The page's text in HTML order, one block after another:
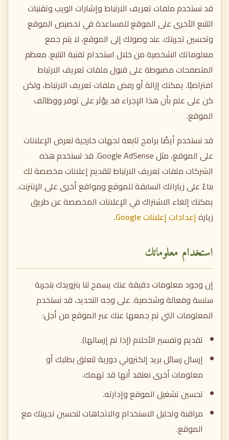
قد نستخدم ملفات تعريف الارتباط وإشارات الويب وتقنيات
التتبع الأخرى على الموقع للمساعدة في تخصيص الموقع
وتحسين تجربتك. عند وصولك إلى الموقع، لا يتم جمع
معلوماتك الشخصية من خلال استخدام تقنية التتبع. معظم
المتصفحات مضبوطة على قبول ملفات تعريف الارتباط
افتراضيًا. يمكنك إزالة أو رفض ملفات تعريف الارتباط، ولكن
كن على علم بأن هذا الإجراء قد يؤثر على توفر ووظائف
الموقع.
قد نستخدم أيضًا برامج تابعة لجهات خارجية لعرض الإعلانات
على الموقع، مثل Google AdSense. قد تستخدم هذه
الشركات ملفات تعريف الارتباط لتقديم إعلانات مخصصة لك
بناءً على زياراتك السابقة للموقع ومواقع أخرى على الإنترنت.
يمكنك إلغاء الاشتراك في الإعلانات المخصصة عن طريق
زيارةإعدادات إعلانات Google .
استخدام معلوماتك
إن وجود معلومات دقيقة عنك يسمح لنا بتزويدك بتجربة
سلسة وفعالة وشخصية. على وجه التحديد، قد نستخدم
المعلومات التي تم جمعها عنك عبر الموقع من أجل:
تقديم وتفسير الأحلام (إذا تم إرسالها).
إرسال رسائل بريد إلكتروني دورية تتعلق بطلبك أو
معلومات أخرى نعتقد أنها قد تهمك.
تحسين تشغيل الموقع وإدارته.
مراقبة وتحليل الاستخدام والاتجاهات لتحسين تجربتك مع
الموقع.